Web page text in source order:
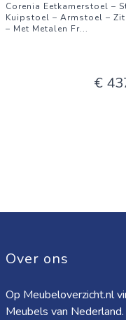
Corenia Eetkamerstoel –
Kuipstoel – Armstoel –
– Met Metalen Fr...
€
Over ons
Op Meubeloverzicht.nl
Meubels van